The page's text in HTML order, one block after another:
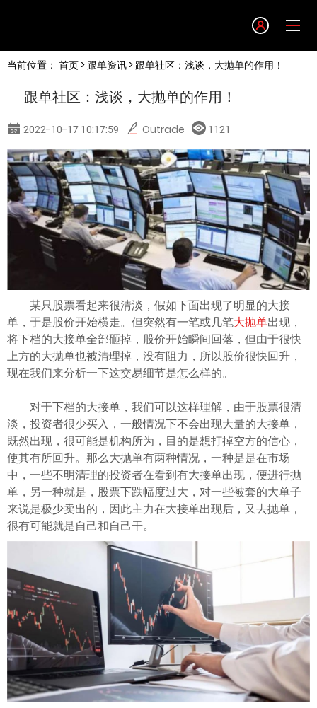
English
繁體中文
한글
日本語
ไทย
当前位置： 首页> 跟单资讯> 跟单社区：浅谈，大抛单的作用！
跟单社区：浅谈，大抛单的作用！
2022-10-17 10:17:59 Outrade 1121
某只股票看起来很清淡，假如下面出现了明显的大接
单，于是股价开始横走。但突然有一笔或几笔大抛单出现，
将下档的大接单全部砸掉，股价开始瞬间回落，但由于很快
上方的大抛单也被清理掉，没有阻力，所以股价很快回升，
现在我们来分析一下这交易细节是怎么样的。
对于下档的大接单，我们可以这样理解，由于股票很清
淡，投资者很少买入，一般情况下不会出现大量的大接单，
既然出现，很可能是机构所为，目的是想打掉空方的信心，
使其有所回升。那么大抛单有两种情况，一种是是在市场
中，一些不明清理的投资者在看到有大接单出现，便进行抛
单，另一种就是，股票下跌幅度过大，对一些被套的大单子
来说是极少卖出的，因此主力在大接单出现后，又去抛单，
很有可能就是自己和自己干。